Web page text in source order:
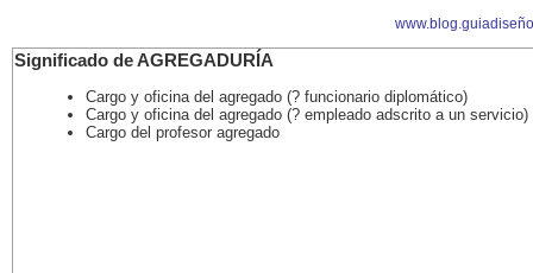
Significado de AGREGADURÍA
Cargo y oficina del agregado (? funcionario diplomático)
Cargo y oficina del agregado (? empleado adscrito a un servicio)
Cargo del profesor agregado